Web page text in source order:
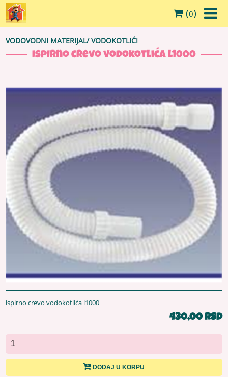
(0)
VODOVODNI MATERIJAL/VODOKOTLIĆI
Ispirno crevo vodokotlića l1000
ispirno crevo vodokotlića l1000
430,00 RSD
DODAJ U KORPU